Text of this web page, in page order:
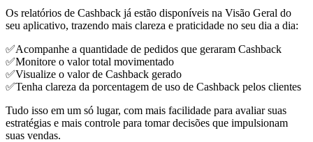
Os relatórios de Cashback já estão disponíveis na Visão Geral do
seu aplicativo, trazendo mais clareza e praticidade no seu dia a dia:
✅Acompanhe a quantidade de pedidos que geraram Cashback
✅Monitore o valor total movimentado
✅Visualize o valor de Cashback gerado
✅Tenha clareza da porcentagem de uso de Cashback pelos clientes
Tudo isso em um só lugar, com mais facilidade para avaliar suas
estratégias e mais controle para tomar decisões que impulsionam
suas vendas.